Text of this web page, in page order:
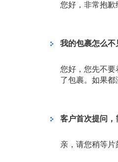
您好，非常抱歉
我的包裹怎么不
您好，您先不
了包裹。如果都
客户首次提问，
亲，请您稍等片